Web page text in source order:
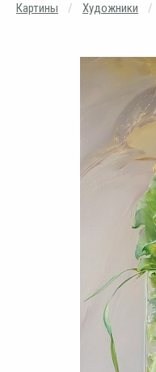
Картины Художники